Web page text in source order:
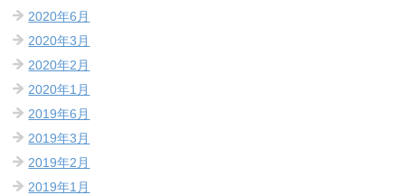
2020年6月
2020年3月
2020年2月
2020年1月
2019年6月
2019年3月
2019年2月
2019年1月